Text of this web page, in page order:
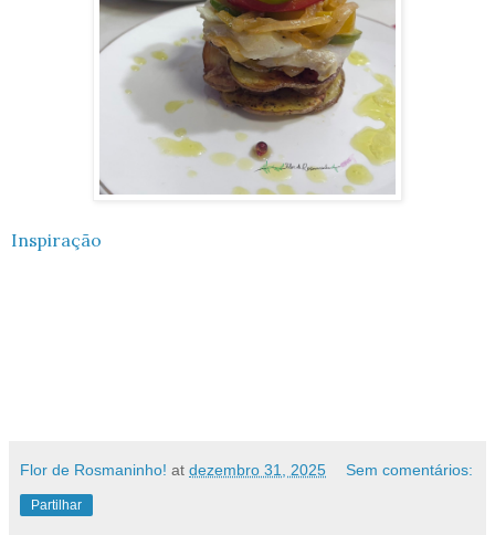
Inspiração
Flor de Rosmaninho! at dezembro 31, 2025 Sem comentários:
Partilhar